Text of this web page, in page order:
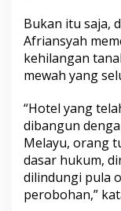
i
Bukan itu saja,
Afriansyah
kehilangan
mewah yang
“Hotel yang
dibangun
Melayu, orang
dasar hukum,
dilindungi pula
perobohan,”